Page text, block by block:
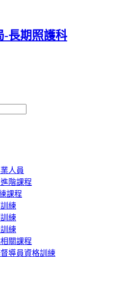
-長期照護科
人員
階課程
課程
練
練
練
關課程
導員資格訓練